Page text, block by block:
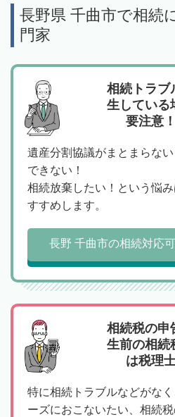
長野県 千曲市で相続
門家
相続トラブ
生している
要注意！
遺産分割協議がまとまらな
できない！
相続放棄したい！という悩
すすめします。
長野 千曲市の相続対応
相続税の申
生前の相続
は税理
特に相続トラブルなどがな
ーズにおこないたい、相続